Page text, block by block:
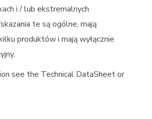
i / lub ekstremalnych
te są ogólne, mają
produktów i mają wyłącznie
see the Technical DataSheet or